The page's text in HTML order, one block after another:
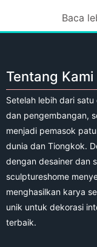
Baca
Tentang Kami
Setelah lebih dari
dan pengembangan,
menjadi pemasok
dunia dan Tiongkok.
dengan desainer dan
sculptureshome
menghasilkan karya
unik untuk dekorasi
terbaik.